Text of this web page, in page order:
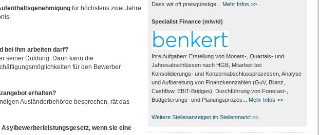
für höchstens zwei Jahre
bei ihm arbeiten darf?
seiner Duldung. Darin kann die
für den Bewerber
erhalten?
Ausländerbehörde besprechen, rät das
wenn sie eine
Dass wir oft preisgünstige...
Mehr Infos >>
Specialist Finance (m/w/d)
Ihre Aufgaben: Erstellung von Monats‑, Quartals‑ und
Jahresabschlüssen nach HGB, Mitarbeit bei
Konsolidierungs‑ und Konzernabschlussprozessen, Analyse
und Aufbereitung von Finanzkennzahlen (GuV, Bilanz,
Cashflow, EBIT-Bridges), Durchführung von Forecast‑,
Budgetierungs‑ und Planungsprozes...
Mehr Infos >>
Weitere Stellenanzeigen im Stellenmarkt >>